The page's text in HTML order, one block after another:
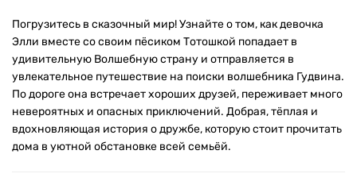
Погрузитесь в сказочный мир! Узнайте о том, как девочка
Элли вместе со своим пёсиком Тотошкой попадает в
удивительную Волшебную страну и отправляется в
увлекательное путешествие на поиски волшебника Гудвина.
По дороге она встречает хороших друзей, переживает много
невероятных и опасных приключений. Добрая, тёплая и
вдохновляющая история о дружбе, которую стоит прочитать
дома в уютной обстановке всей семьёй.